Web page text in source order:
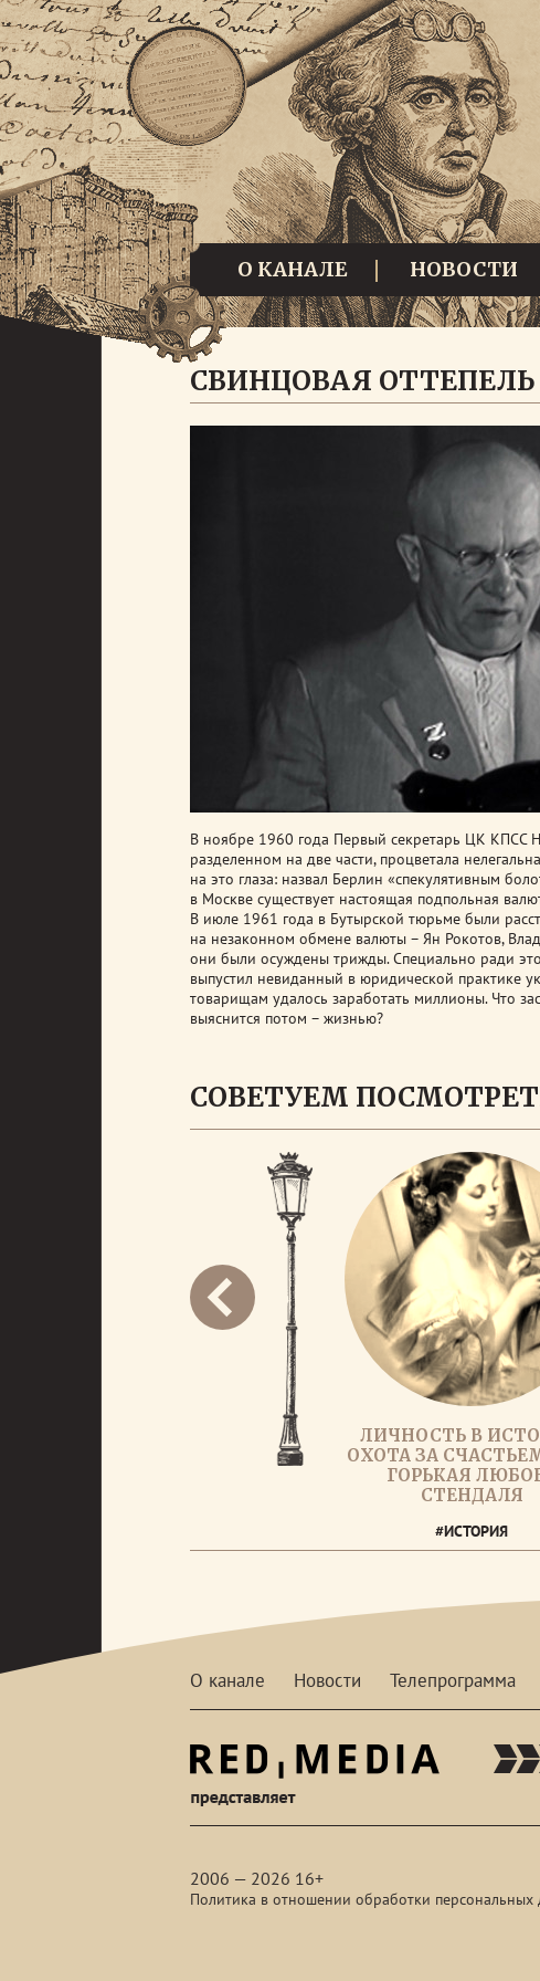
О КАНАЛЕ НОВОСТИ
СВИНЦОВАЯ
В ноябре 1960 года Первый секретарь ЦК КПСС
разделенном на две части, процветала
на это глаза: назвал Берлин «спекулятивным
в Москве существует настоящая подпольная
В июле 1961 года в Бутырской тюрьме были
на незаконном обмене валюты – Ян Рокотов,
они были осуждены трижды. Специально ради
выпустил невиданный в юридической практике
товарищам удалось заработать миллионы. Что
выяснится потом – жизнью?
СОВЕТУЕМ
ЛИЧНОСТЬ В
ОХОТА ЗА
ГОРЬКАЯ
СТЕНДАЛЯ
#ИСТОРИЯ
О канале Новости Телепрограмма
2006 — 2026 16+
Политика в отношении обработки персональных